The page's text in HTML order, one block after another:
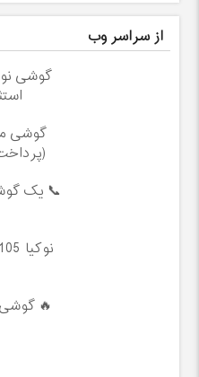
از سراسر وب
گوشی
📞 یک